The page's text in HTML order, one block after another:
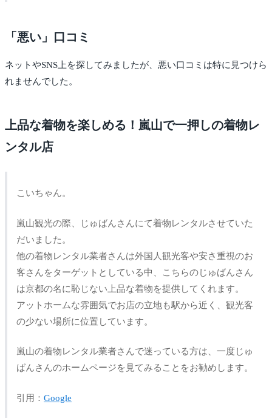
「悪い」口コミ
ネットやSNS上を探してみましたが、悪い口コミは特に見つけら
れませんでした。
上品な着物を楽しめる！嵐山で一押しの着物レ
ンタル店
こいちゃん。
嵐山観光の際、じゅばんさんにて着物レンタルさせていた
だいました。
他の着物レンタル業者さんは外国人観光客や安さ重視のお
客さんをターゲットとしている中、こちらのじゅばんさん
は京都の名に恥じない上品な着物を提供してくれます。
アットホームな雰囲気でお店の立地も駅から近く、観光客
の少ない場所に位置しています。
嵐山の着物レンタル業者さんで迷っている方は、一度じゅ
ばんさんのホームページを見てみることをお勧めします。
引用： Google